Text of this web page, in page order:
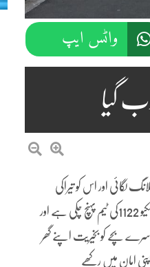
واٹس ایپ
گیا
14,15سال نے پنڈورہ کے مقام پر چھلانگ لگائی اور اس کو تیراکی
کرتے ہوئے کراس کرنے کی کوشش کی ایک بچہ تو نالے کو عبور کر گیا مگر دوسرا نہ کر سکا اور ڈوب گیا جس کو ڈھونڈنے کیلئے ریسکیو 1122کی ٹیم پہنچ چکی ہے اور
بچے کو بخیریت اپنے گھر
امان میں رکھے